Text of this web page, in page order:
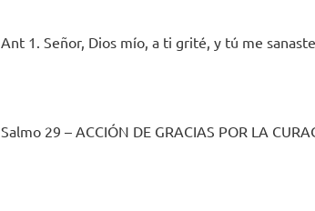
Ant 1. Señor, Dios mío, a ti grité, y tú me
Salmo 29 – ACCIÓN DE GRACIAS POR LA